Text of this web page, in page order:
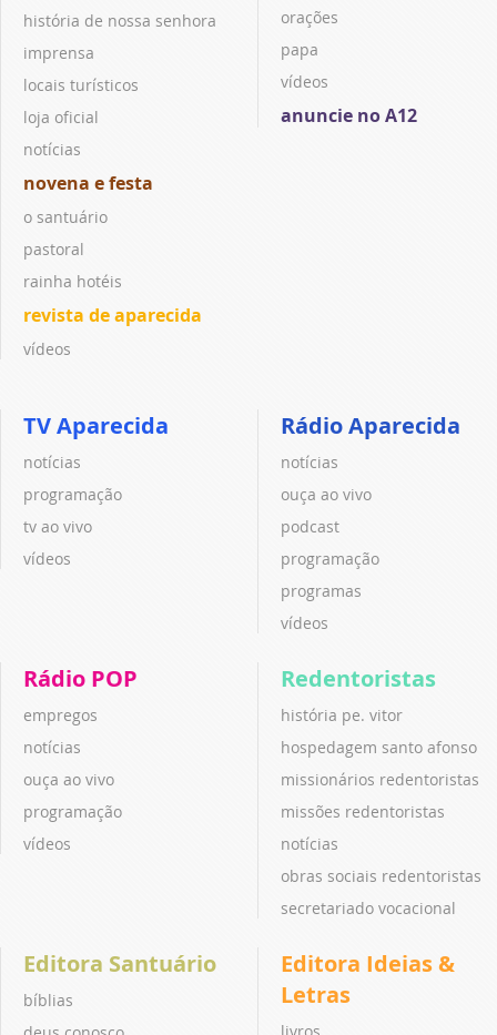
história de nossa senhora
imprensa
locais turísticos
loja oficial
notícias
novena e festa
o santuário
pastoral
rainha hotéis
revista de aparecida
vídeos
orações
papa
vídeos
anuncie no A12
TV Aparecida
notícias
programação
tv ao vivo
vídeos
Rádio Aparecida
notícias
ouça ao vivo
podcast
programação
programas
vídeos
Rádio POP
empregos
notícias
ouça ao vivo
programação
vídeos
Redentoristas
história pe. vitor
hospedagem santo afonso
missionários redentoristas
missões redentoristas
notícias
obras sociais redentoristas
secretariado vocacional
Editora Santuário
bíblias
Editora Ideias &
Letras
livros